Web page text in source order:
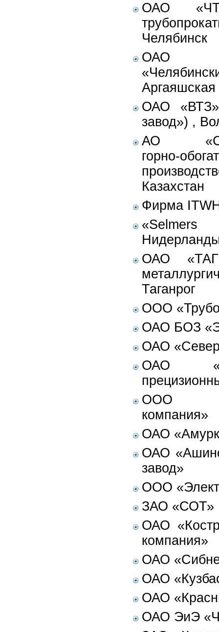
ОАО
Челябинск
ОАО
ОАО «ВТЗ»
завод») ,
АО
горно-
Казахстан
Фирма
ОАО
Таганрог
ООО
ОАО БОЗ
ОАО
ОАО
ООО
компания»
ОАО
ОАО
завод»
ООО
ЗАО «СОТ»
ОАО
компания»
ОАО
ОАО
ОАО
ОАО ЭиЭ